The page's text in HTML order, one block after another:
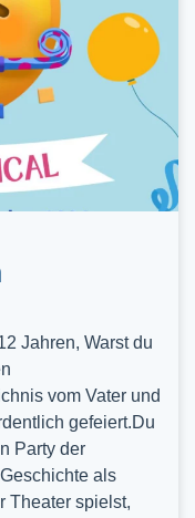
Jahren, Warst du
vom Vater und
gefeiert.Du
Party der
als
Theater spielst,